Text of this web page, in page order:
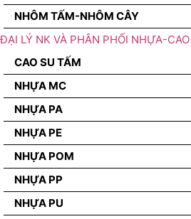
NHÔM TẤM-NHÔM CÂY
ĐẠI LÝ NK VÀ PHÂN PHỐI NHỰA-
CAO SU TẤM
NHỰA MC
NHỰA PA
NHỰA PE
NHỰA POM
NHỰA PP
NHỰA PU